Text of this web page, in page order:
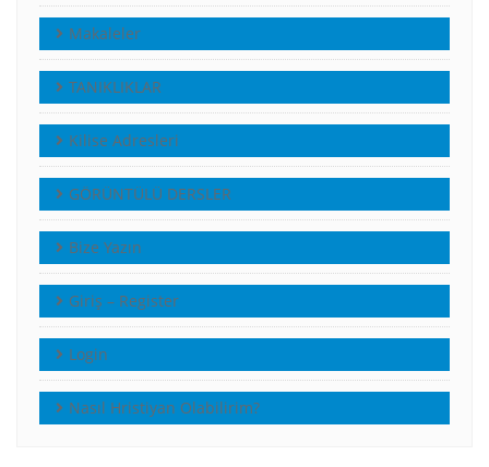
Makaleler
TANIKLIKLAR
Kilise Adresleri
GÖRÜNTÜLÜ DERSLER
Bize Yazın
Giriş – Register
Login
Nasıl Hristiyan Olabilirim?